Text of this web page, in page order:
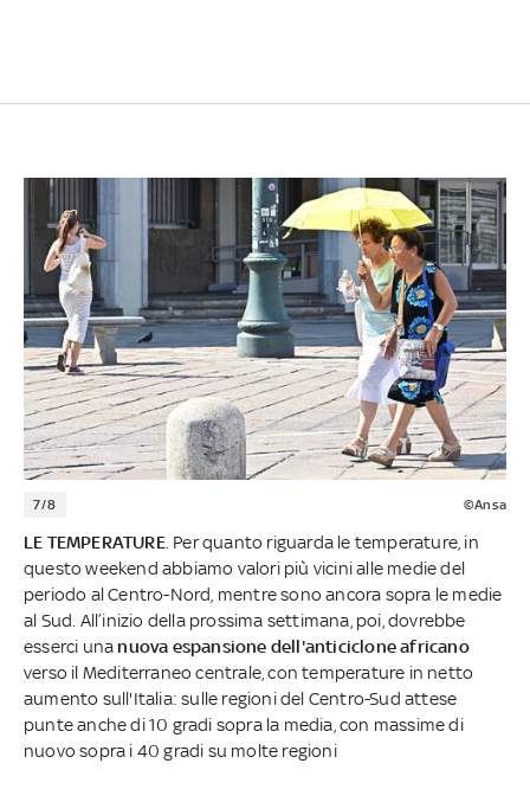
7/8 ©Ansa
LE TEMPERATURE. Per quanto riguarda le temperature, in
questo weekend abbiamo valori più vicini alle medie del
periodo al Centro-Nord, mentre sono ancora sopra le medie
al Sud. All’inizio della prossima settimana, poi, dovrebbe
esserci una nuova espansione dell'anticiclone africano
verso il Mediterraneo centrale, con temperature in netto
aumento sull'Italia: sulle regioni del Centro-Sud attese
punte anche di 10 gradi sopra la media, con massime di
nuovo sopra i 40 gradi su molte regioni